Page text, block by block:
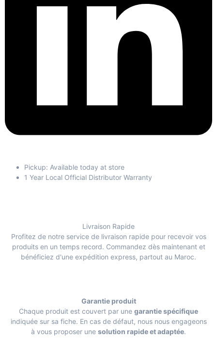
Pickup: Available today at store
1 Year Local Official Distributor Warranty
Livraison Rapide
Profitez de notre service de livraison rapide pour recevoir vos
produits en un temps record. Commandez dès maintenant et
bénéficiez d'une expédition express, partout au Maroc.
Garantie produit
Chaque produit est couvert par une garantie spécifique
indiquée sur sa fiche. En cas de défaut, nous nous engageons
à vous proposer une solution rapide et adaptée.